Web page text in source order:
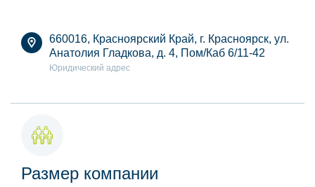
660016, Красноярский Край, г. Красноярск, ул.
Анатолия Гладкова, д. 4, Пом/Каб 6/11-42
Юридический адрес
Размер компании